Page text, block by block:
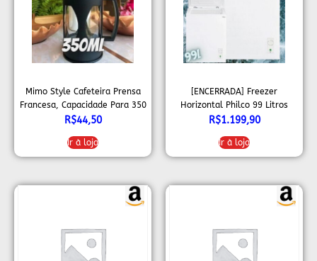
Mimo Style Cafeteira Prensa
Francesa, Capacidade Para 350
ml
R$44,50
Ir à loja
[ENCERRADA] Freezer
Horizontal Philco 99 Litros
Dupla Ação Pfh105b 110v
R$1.199,90
Ir à loja